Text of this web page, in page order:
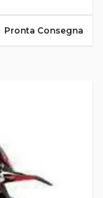
Pronta Consegna